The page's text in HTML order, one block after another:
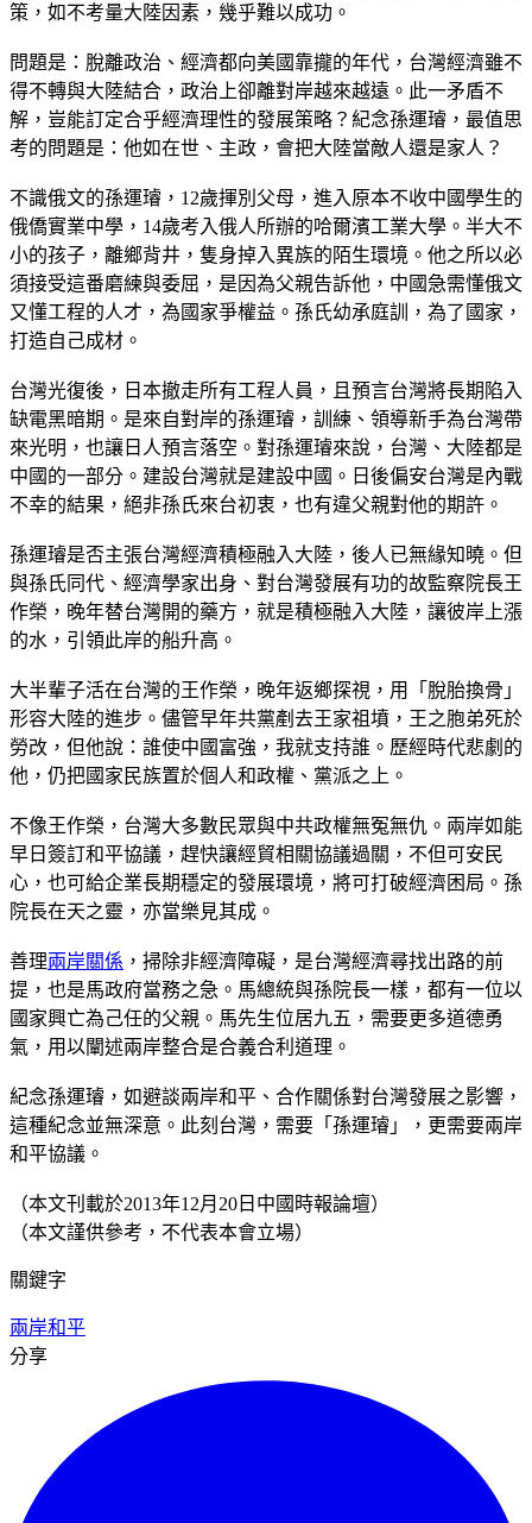
策，如不考量大陸因素，幾乎難以成功。
問題是：脫離政治、經濟都向美國靠攏的年代，台灣經濟雖不
得不轉與大陸結合，政治上卻離對岸越來越遠。此一矛盾不
解，豈能訂定合乎經濟理性的發展策略？紀念孫運璿，最值思
考的問題是：他如在世、主政，會把大陸當敵人還是家人？
不識俄文的孫運璿，12歲揮別父母，進入原本不收中國學生的
俄僑實業中學，14歲考入俄人所辦的哈爾濱工業大學。半大不
小的孩子，離鄉背井，隻身掉入異族的陌生環境。他之所以必
須接受這番磨練與委屈，是因為父親告訴他，中國急需懂俄文
又懂工程的人才，為國家爭權益。孫氏幼承庭訓，為了國家，
打造自己成材。
台灣光復後，日本撤走所有工程人員，且預言台灣將長期陷入
缺電黑暗期。是來自對岸的孫運璿，訓練、領導新手為台灣帶
來光明，也讓日人預言落空。對孫運璿來說，台灣、大陸都是
中國的一部分。建設台灣就是建設中國。日後偏安台灣是內戰
不幸的結果，絕非孫氏來台初衷，也有違父親對他的期許。
孫運璿是否主張台灣經濟積極融入大陸，後人已無緣知曉。但
與孫氏同代、經濟學家出身、對台灣發展有功的故監察院長王
作榮，晚年替台灣開的藥方，就是積極融入大陸，讓彼岸上漲
的水，引領此岸的船升高。
大半輩子活在台灣的王作榮，晚年返鄉探視，用「脫胎換骨」
形容大陸的進步。儘管早年共黨剷去王家祖墳，王之胞弟死於
勞改，但他說：誰使中國富強，我就支持誰。歷經時代悲劇的
他，仍把國家民族置於個人和政權、黨派之上。
不像王作榮，台灣大多數民眾與中共政權無冤無仇。兩岸如能
早日簽訂和平協議，趕快讓經貿相關協議過關，不但可安民
心，也可給企業長期穩定的發展環境，將可打破經濟困局。孫
院長在天之靈，亦當樂見其成。
善理兩岸關係 ，掃除非經濟障礙，是台灣經濟尋找出路的前
提，也是馬政府當務之急。馬總統與孫院長一樣，都有一位以
國家興亡為己任的父親。馬先生位居九五，需要更多道德勇
氣，用以闡述兩岸整合是合義合利道理。
紀念孫運璿，如避談兩岸和平、合作關係對台灣發展之影響，
這種紀念並無深意。此刻台灣，需要「孫運璿」，更需要兩岸
和平協議。
（本文刊載於2013年12月20日中國時報論壇）
（本文謹供參考，不代表本會立場）
關鍵字
兩岸和平
分享